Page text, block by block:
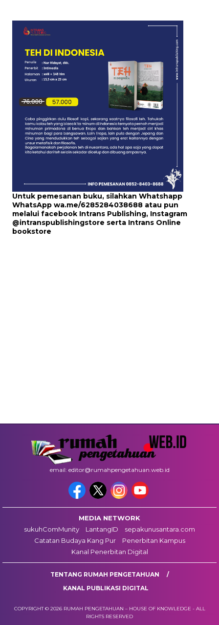
Untuk pemesanan buku, silahkan Whatshapp
WhatsApp wa.me/6285284038688 atau pun
melalui facebook Intrans Publishing, Instagram
@intranspublishingstore serta Intrans Online
bookstore
email: editor@rumahpengetahuan.web.id
MEDIA NETWORK
sukuhComMunity
LantangID
sepakunusantara.com
Catatan Budaya Kang Pur
Penerbitan Kampus
Kanal Penerbitan Digital
TENTANG RUMAH PENGETAHUAN
KANAL PUBLIKASI DIGITAL
COPYRIGHT © 2026 RUMAH PENGETAHUAN – HOUSE OF KNOWLEDGE - ALL
RIGHTS RESERVED